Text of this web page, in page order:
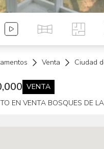
Videos Tour VirtualPlanos
Venta Ciudad
VENTA
EN VENTA BOSQUES DE